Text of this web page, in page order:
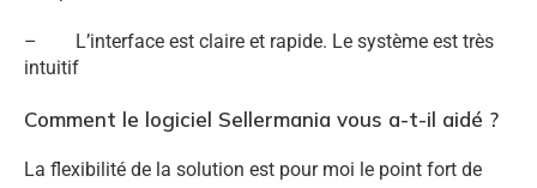
– L’interface est claire et rapide. Le système est très
intuitif
Comment le logiciel Sellermania vous a-t-il aidé ?
La flexibilité de la solution est pour moi le point fort de